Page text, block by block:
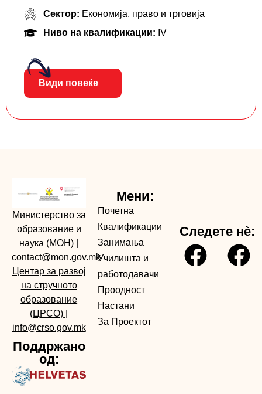
Сектор: Економија, право и трговија
Ниво на квалификации: IV
Види повеќе
Министерство за
образование и
наука (МОН)
contact@mon.gov.mk
Центар за развој
на стручното
образование
(ЦРСО)
info@crso.gov.mk
Поддржано
од:
Мени:
Почетна
Квалификации
Занимања
Училишта и
работодавачи
Проодност
Настани
За Проектот
Следете нè: